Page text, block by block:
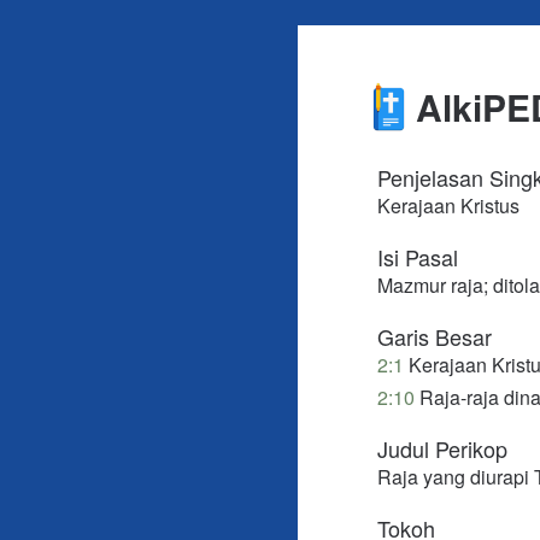
2:9 Engkau akan
seperti bejana
2:10 Sekarang,
2:11 Layani
2:12 Ciumlah
Nya cepat
Penjelasan
Kerajaan Kristus
Isi Pasal
Mazmur raja;
Garis Besar
2:1 Kerajaan
2:10 Raja-raja
Judul Perikop
Raja yang diurapi
Tokoh